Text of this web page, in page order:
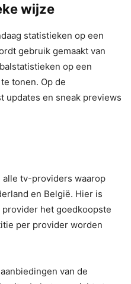
wijze
statistieken op een
gebruik gemaakt van
op een
tonen. Op de
updates en sneak previews
tv-providers waarop
en België. Hier is
het goedkoopste
per provider worden
van de